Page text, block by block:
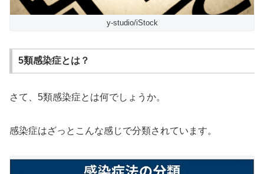
y-studio/iStock
5類感染症とは？
さて、5類感染症とは何でしょうか。
感染症はざっとこんな感じで分類されています。